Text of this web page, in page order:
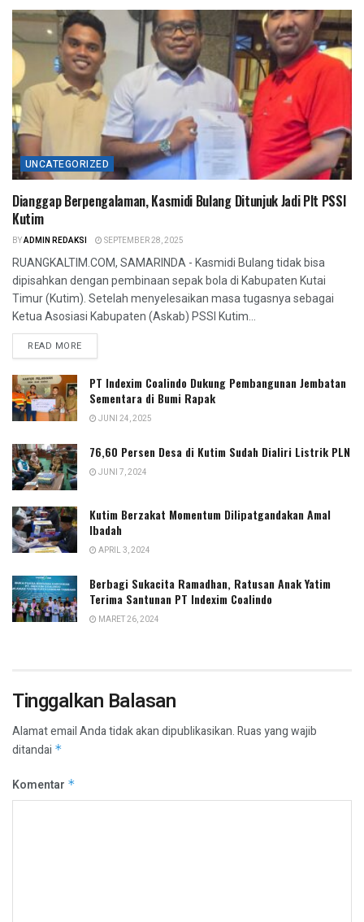
UNCATEGORIZED
Dianggap Berpengalaman, Kasmidi Bulang Ditunjuk Jadi Plt PSSI
Kutim
BYADMIN REDAKSI SEPTEMBER 28, 2025
RUANGKALTIM.COM, SAMARINDA - Kasmidi Bulang tidak bisa
dipisahkan dengan pembinaan sepak bola di Kabupaten Kutai
Timur (Kutim). Setelah menyelesaikan masa tugasnya sebagai
Ketua Asosiasi Kabupaten (Askab) PSSI Kutim...
READ MORE
PT Indexim Coalindo Dukung Pembangunan Jembatan
Sementara di Bumi Rapak
JUNI 24, 2025
76,60 Persen Desa di Kutim Sudah Dialiri Listrik PLN
JUNI 7, 2024
Kutim Berzakat Momentum Dilipatgandakan Amal
Ibadah
APRIL 3, 2024
Berbagi Sukacita Ramadhan, Ratusan Anak Yatim
Terima Santunan PT Indexim Coalindo
MARET 26, 2024
Tinggalkan Balasan
Alamat email Anda tidak akan dipublikasikan.Ruas yang wajib
ditandai *
Komentar *